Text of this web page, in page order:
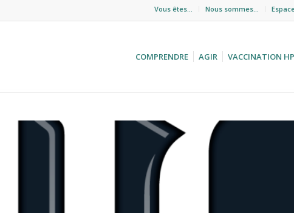
Vous êtes… Nous sommes…
COMPRENDRE AGIR VACCINATION